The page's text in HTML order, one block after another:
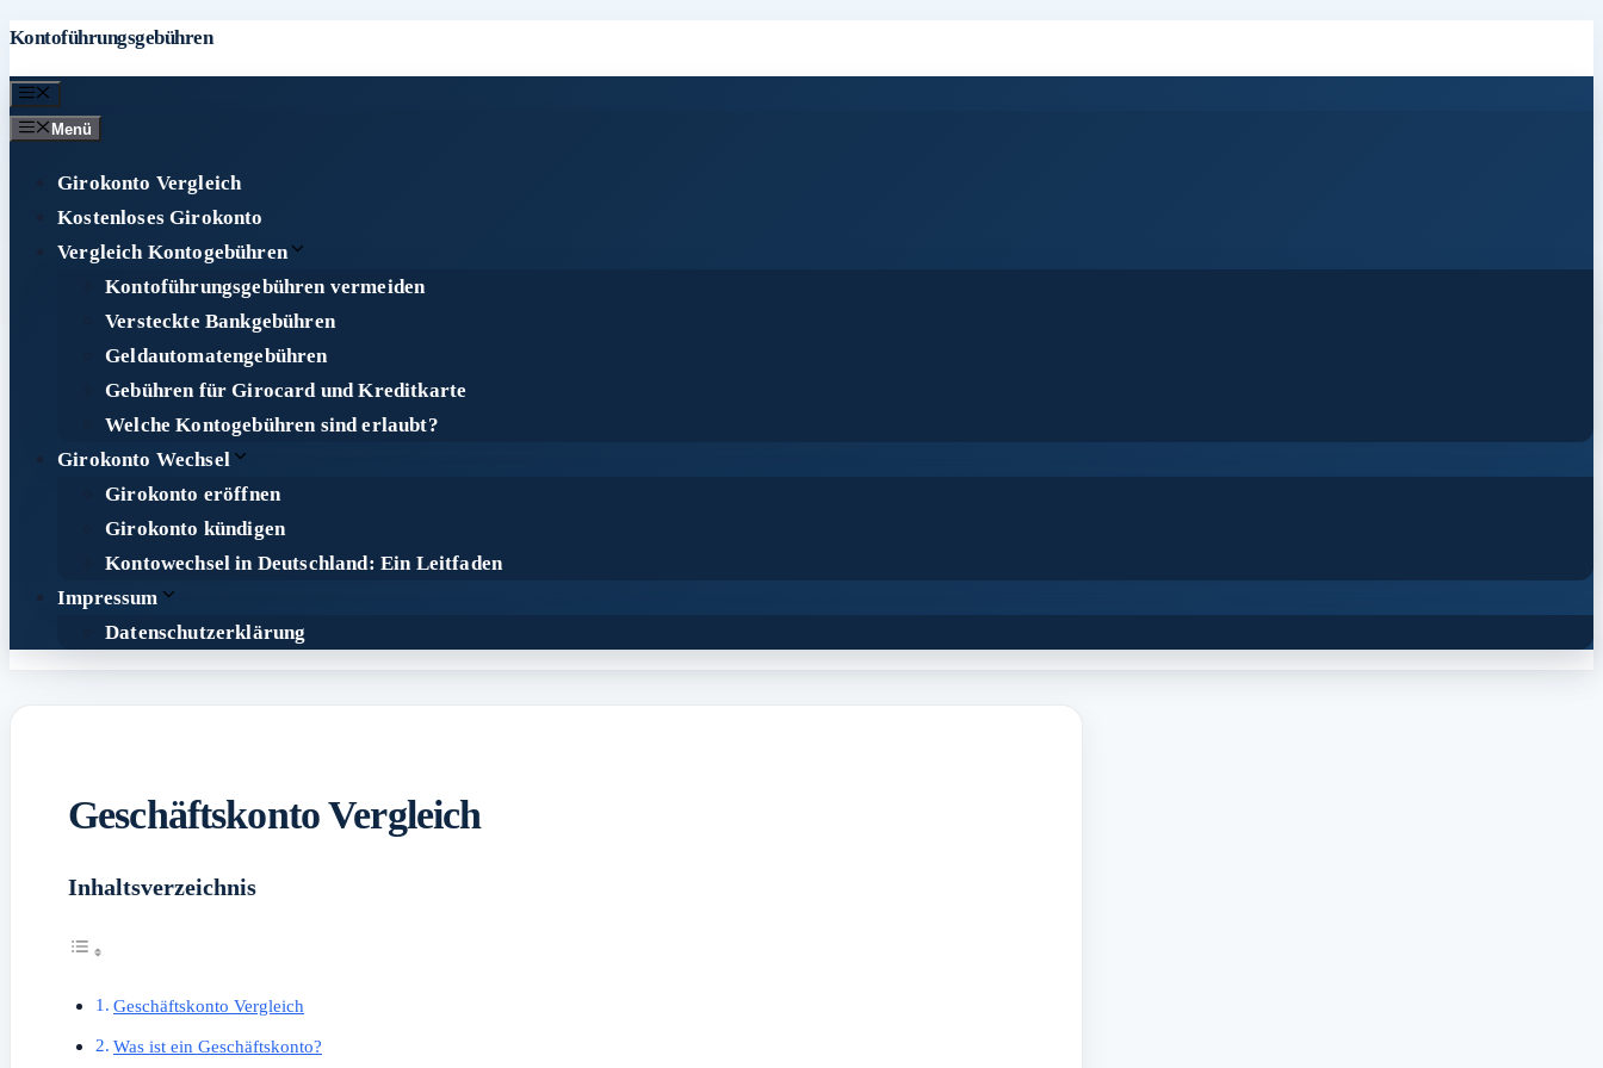
Zum
Inhalt
springen
Kontoführungsgebühren
Menü
Girokonto Vergleich
Kostenloses Girokonto
Vergleich Kontogebühren
Kontoführungsgebühren vermeiden
Versteckte Bankgebühren
Geldautomatengebühren
Gebühren für Girocard und Kreditkarte
Welche Kontogebühren sind erlaubt?
Girokonto Wechsel
Girokonto eröffnen
Girokonto kündigen
Kontowechsel in Deutschland: Ein Leitfaden
Impressum
Datenschutzerklärung
Geschäftskonto Vergleich
Inhaltsverzeichnis
Geschäftskonto Vergleich
Was ist ein Geschäftskonto?